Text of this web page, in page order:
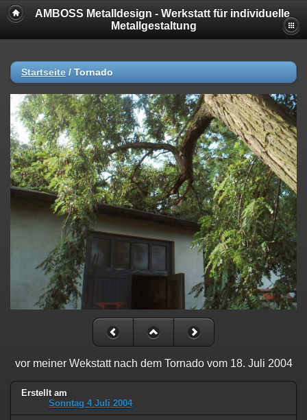
AMBOSS Metalldesign - Werkstatt für individuelle
Metallgestaltung
Startseite / Tornado
vor meiner Wekstatt nach dem Tornado vom 18. Juli 2004
Erstellt am
Sonntag 4 Juli 2004